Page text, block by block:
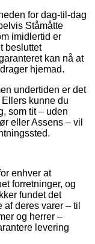
for dag-til-dag
Ståmåtte
imidlertid er
besluttet
kan nå at
hjemad.
undertiden er det
kunne du
som tit – uden
eller Assens – vil
enhver at
forretninger, og
fundet det
deres varer – til
og herrer –
levering